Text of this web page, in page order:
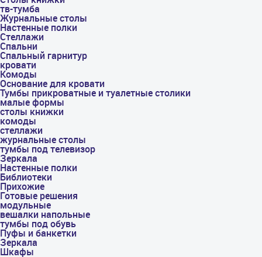
тв-тумба
Журнальные столы
Настенные полки
Стеллажи
Спальни
Спальный гарнитур
кровати
Комоды
Основание для кровати
Тумбы прикроватные и туалетные столики
малые формы
столы книжки
комоды
стеллажи
журнальные столы
тумбы под телевизор
Зеркала
Настенные полки
Библиотеки
Прихожие
Готовые решения
модульные
вешалки напольные
тумбы под обувь
Пуфы и банкетки
Зеркала
Шкафы